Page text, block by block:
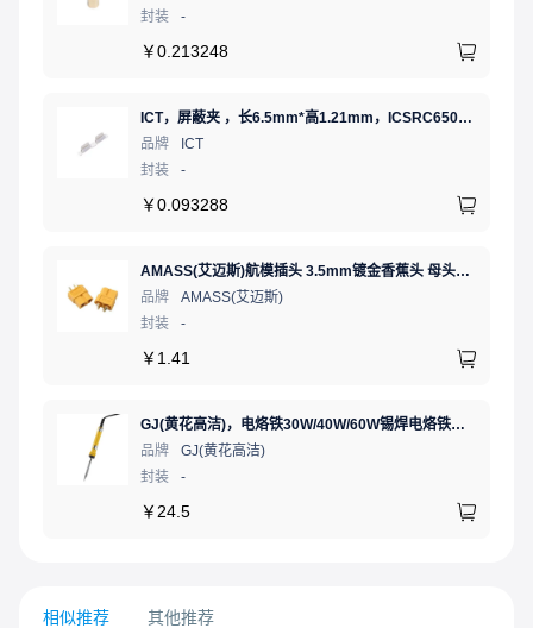
封装
-
￥0.213248
ICT，屏蔽夹 ，长6.5mm*高1.21mm，ICSRC6508SFR
品牌
ICT
封装
-
￥0.093288
AMASS(艾迈斯)航模插头 3.5mm镀金香蕉头 母头XT60-F.G.Y
品牌
AMASS(艾迈斯)
封装
-
￥ 1.41
GJ(黄花高洁)，电烙铁30W/40W/60W锡焊电烙铁焊接工具电焊笔手机电子维修（内热35W），NO.435(35W)
品牌
GJ(黄花高洁)
封装
-
￥ 24.5
相似推荐 其他推荐